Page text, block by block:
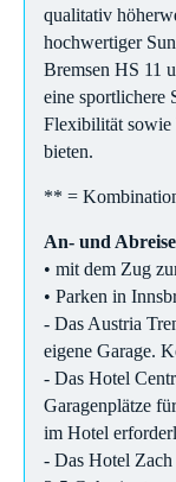
qualitativ
hochwertiger
Bremsen HS 11
eine sportlichere
Flexibilität sowie
bieten.
** =
An- und
• mit dem Zug
• Parken in
- Das Austria
eigene Garage.
- Das Hotel
Garagenplätze
im Hotel
- Das Hotel Zach